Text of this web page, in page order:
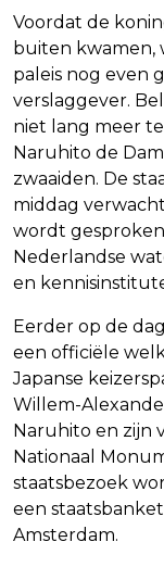
Voordat de
buiten kwamen,
paleis nog even
verslaggever.
niet lang meer
Naruhito de
zwaaiden. De
middag
wordt
Nederlandse
en
Eerder op de
een officiële
Japanse
Willem-
Naruhito en zijn
Nationaal
staatsbezoek
een
Amsterdam.